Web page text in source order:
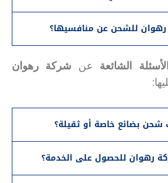
للشحن عن منافسيها؟
الأسئلة الشائعةعن شركة رهوان
بضائع خاصة أو ثقيلة؟
رهوان للحصول على الخدمة؟